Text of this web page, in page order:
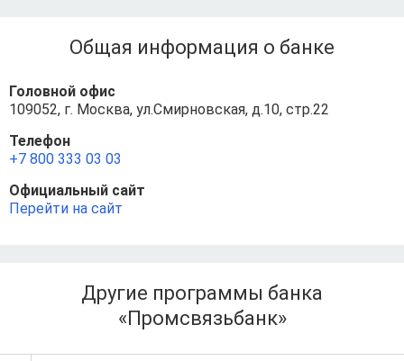
Общая информация о банке
Головной офис
109052, г. Москва, ул.Смирновская, д.10, стр.22
Телефон
+7 800 333 03 03
Официальный сайт
Перейти на сайт
Другие программы банка
«Промсвязьбанк»